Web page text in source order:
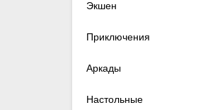
Экшен
Приключения
Аркады
Настольные